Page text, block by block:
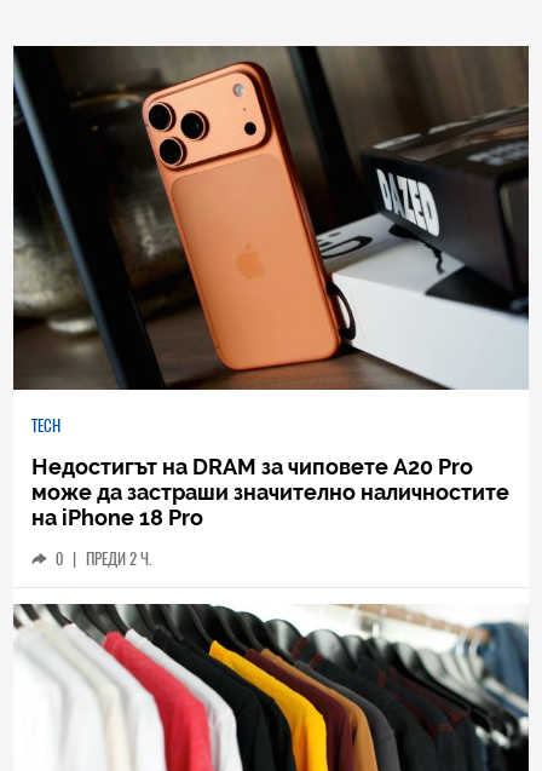
TECH
Недостигът на DRAM за чиповете A20 Pro
може да застраши значително наличностите
на iPhone 18 Pro
0 | ПРЕДИ 2 Ч.